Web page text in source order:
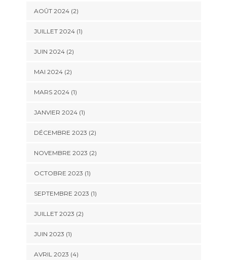
AOÛT 2024(2)
JUILLET 2024(1)
JUIN 2024(2)
MAI 2024(2)
MARS 2024(1)
JANVIER 2024(1)
DÉCEMBRE 2023 (2)
NOVEMBRE 2023 (2)
OCTOBRE 2023 (1)
SEPTEMBRE 2023 (1)
JUILLET 2023 (2)
JUIN 2023 (1)
AVRIL 2023 (4)